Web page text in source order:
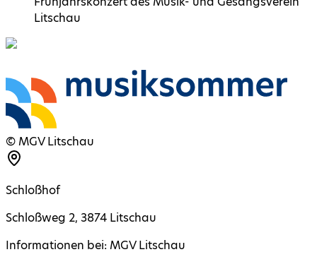
Litschau
©MGV Litschau
Schloßhof
Schloßweg 2, 3874 Litschau
Informationen bei: MGV Litschau